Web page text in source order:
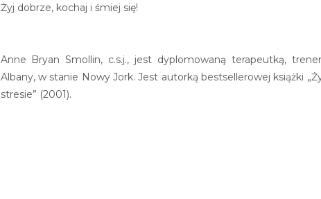
Żyj dobrze, kochaj i śmiej się!
Anne Bryan Smollin, c.s.j., jest dyplomowaną terapeutką,
Albany, w stanie Nowy Jork. Jest autorką bestsellerowej książki
stresie” (2001).